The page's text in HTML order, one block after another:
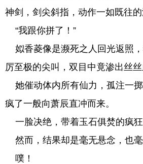
神剑，剑尖斜指，动作一如既往的
“我跟你拼了！”
姒香菱像是濒死之人回光返照
厉至极的尖叫，双目中竟渗出丝丝
她催动体内所有仙力，孤注一掷
疯了一般向萧辰直冲而来。
一脸决绝，带着玉石俱焚的疯狂
然而，结果却是毫无悬念，也毫
噗！